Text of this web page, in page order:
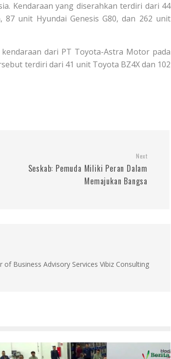
Kendaraan yang diserahkan terdiri dari 44
87 unit Hyundai Genesis G80, dan 262 unit
dari PT Toyota-Astra Motor pada
terdiri dari 41 unit Toyota BZ4X dan 102
Next
Seskab: Pemuda Miliki Peran Dalam
Memajukan Bangsa
Business Advisory Services Vibiz Consulting